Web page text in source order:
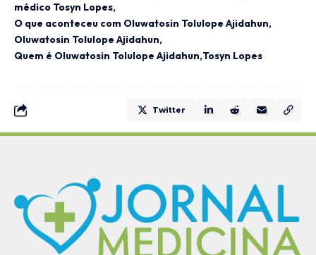
médico Tosyn Lopes
O que aconteceu com Oluwatosin Tolulope Ajidahun
Oluwatosin Tolulope Ajidahun
Quem é Oluwatosin Tolulope Ajidahun Tosyn Lopes
Twitter